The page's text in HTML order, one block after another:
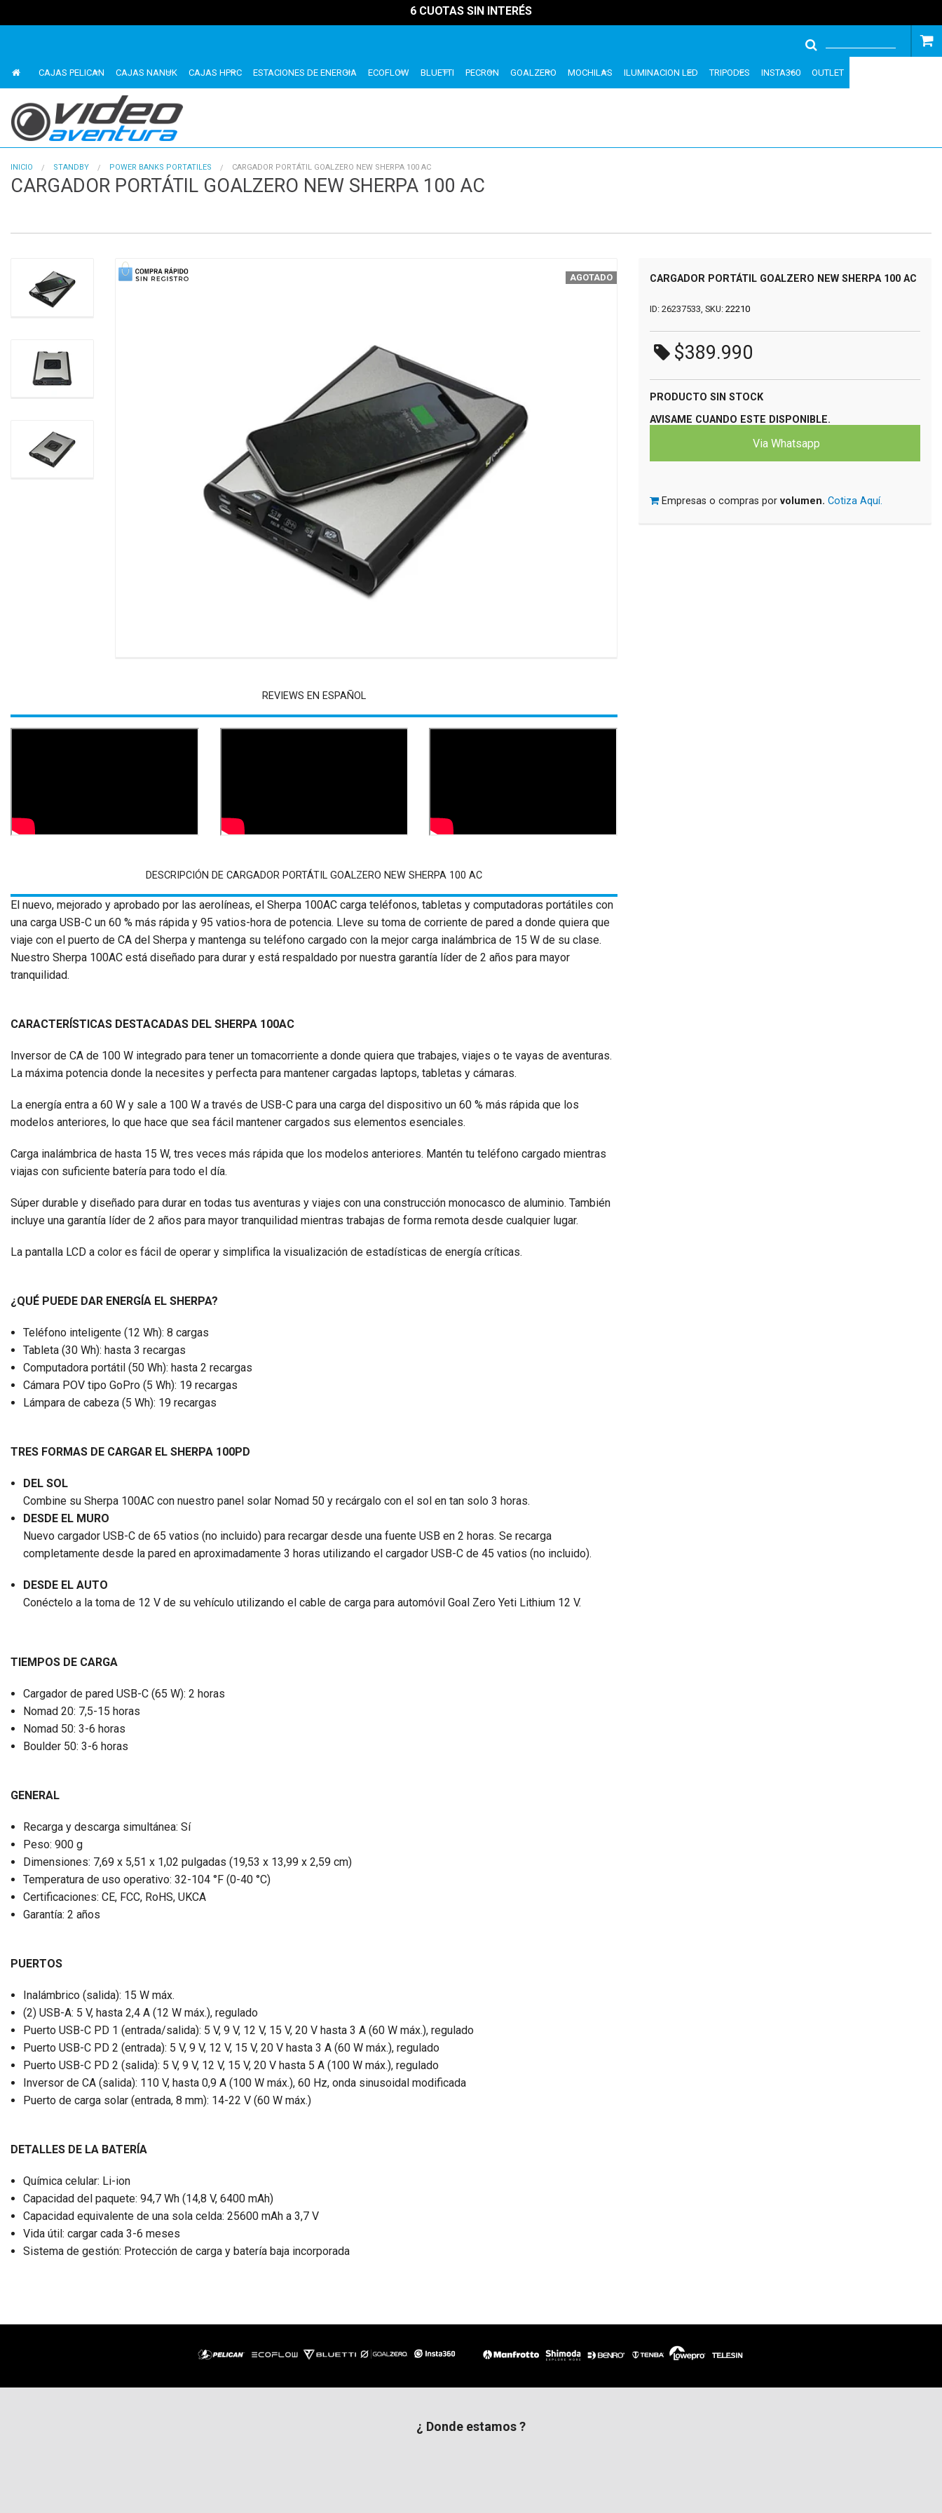
6 CUOTAS SIN INTERÉS
CAJAS PELICAN CAJAS NANUK CAJAS HPRC ESTACIONES DE ENERGIA ECOFLOW BLUETTI PECRON GOALZERO MOCHILAS ILUMINACION LED TRIPODES INSTA360 OUTLET
INICIO STANDBY POWER BANKS PORTATILES CARGADOR PORTÁTIL GOALZERO NEW SHERPA 100 AC
CARGADOR PORTÁTIL GOALZERO NEW SHERPA 100 AC
AGOTADO
1 of 3
REVIEWS EN ESPAÑOL
DESCRIPCIÓN DE CARGADOR PORTÁTIL GOALZERO NEW SHERPA 100 AC
El nuevo, mejorado y aprobado por las aerolíneas, el Sherpa 100AC carga teléfonos, tabletas y computadoras portátiles con
una carga USB-C un 60 % más rápida y 95 vatios-hora de potencia. Lleve su toma de corriente de pared a donde quiera que
viaje con el puerto de CA del Sherpa y mantenga su teléfono cargado con la mejor carga inalámbrica de 15 W de su clase.
Nuestro Sherpa 100AC está diseñado para durar y está respaldado por nuestra garantía líder de 2 años para mayor
tranquilidad.
CARACTERÍSTICAS DESTACADAS DEL SHERPA 100AC
Inversor de CA de 100 W integrado para tener un tomacorriente a donde quiera que trabajes, viajes o te vayas de aventuras.
La máxima potencia donde la necesites y perfecta para mantener cargadas laptops, tabletas y cámaras.
La energía entra a 60 W y sale a 100 W a través de USB-C para una carga del dispositivo un 60 % más rápida que los
modelos anteriores, lo que hace que sea fácil mantener cargados sus elementos esenciales.
Carga inalámbrica de hasta 15 W, tres veces más rápida que los modelos anteriores. Mantén tu teléfono cargado mientras
viajas con suficiente batería para todo el día.
Súper durable y diseñado para durar en todas tus aventuras y viajes con una construcción monocasco de aluminio. También
incluye una garantía líder de 2 años para mayor tranquilidad mientras trabajas de forma remota desde cualquier lugar.
La pantalla LCD a color es fácil de operar y simplifica la visualización de estadísticas de energía críticas.
¿QUÉ PUEDE DAR ENERGÍA EL SHERPA?
Teléfono inteligente (12 Wh): 8 cargas
Tableta (30 Wh): hasta 3 recargas
Computadora portátil (50 Wh): hasta 2 recargas
Cámara POV tipo GoPro (5 Wh): 19 recargas
Lámpara de cabeza (5 Wh): 19 recargas
TRES FORMAS DE CARGAR EL SHERPA 100PD
DEL SOL
Combine su Sherpa 100AC con nuestro panel solar Nomad 50 y recárgalo con el sol en tan solo 3 horas.
DESDE EL MURO
Nuevo cargador USB-C de 65 vatios (no incluido) para recargar desde una fuente USB en 2 horas. Se recarga
completamente desde la pared en aproximadamente 3 horas utilizando el cargador USB-C de 45 vatios (no incluido).
DESDE EL AUTO
Conéctelo a la toma de 12 V de su vehículo utilizando el cable de carga para automóvil Goal Zero Yeti Lithium 12 V.
TIEMPOS DE CARGA
Cargador de pared USB-C (65 W): 2 horas
Nomad 20: 7,5-15 horas
Nomad 50: 3-6 horas
Boulder 50: 3-6 horas
GENERAL
Recarga y descarga simultánea: Sí
Peso: 900 g
Dimensiones: 7,69 x 5,51 x 1,02 pulgadas (19,53 x 13,99 x 2,59 cm)
Temperatura de uso operativo: 32-104 °F (0-40 °C)
Certificaciones: CE, FCC, RoHS, UKCA
Garantía: 2 años
PUERTOS
Inalámbrico (salida): 15 W máx.
(2) USB-A: 5 V, hasta 2,4 A (12 W máx.), regulado
Puerto USB-C PD 1 (entrada/salida): 5 V, 9 V, 12 V, 15 V, 20 V hasta 3 A (60 W máx.), regulado
Puerto USB-C PD 2 (entrada): 5 V, 9 V, 12 V, 15 V, 20 V hasta 3 A (60 W máx.), regulado
Puerto USB-C PD 2 (salida): 5 V, 9 V, 12 V, 15 V, 20 V hasta 5 A (100 W máx.), regulado
Inversor de CA (salida): 110 V, hasta 0,9 A (100 W máx.), 60 Hz, onda sinusoidal modificada
Puerto de carga solar (entrada, 8 mm): 14-22 V (60 W máx.)
DETALLES DE LA BATERÍA
Química celular: Li-ion
Capacidad del paquete: 94,7 Wh (14,8 V, 6400 mAh)
Capacidad equivalente de una sola celda: 25600 mAh a 3,7 V
Vida útil: cargar cada 3-6 meses
Sistema de gestión: Protección de carga y batería baja incorporada
CARGADOR PORTÁTIL GOALZERO NEW SHERPA 100 AC
ID: 26237533, SKU: 22210
$389.990
PRODUCTO SIN STOCK
AVISAME CUANDO ESTE DISPONIBLE.
Via Whatsapp
Empresas o compras por volumen. Cotiza Aquí.
¿ Donde estamos ?